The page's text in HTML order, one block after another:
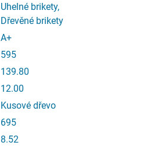
Uhelné brikety,
Dřevěné brikety
A+
595
139.80
12.00
Kusové dřevo
695
8.52